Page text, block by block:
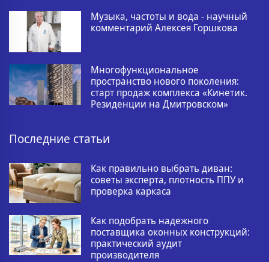
Музыка, частоты и вода - научный
комментарий Алексея Горшкова
Многофункциональное
пространство нового поколения:
старт продаж комплекса «Кинетик.
Резиденции на Дмитровском»
Последние статьи
Как правильно выбрать диван:
советы эксперта, плотность ППУ и
проверка каркаса
Как подобрать надежного
поставщика оконных конструкций:
практический аудит
производителя